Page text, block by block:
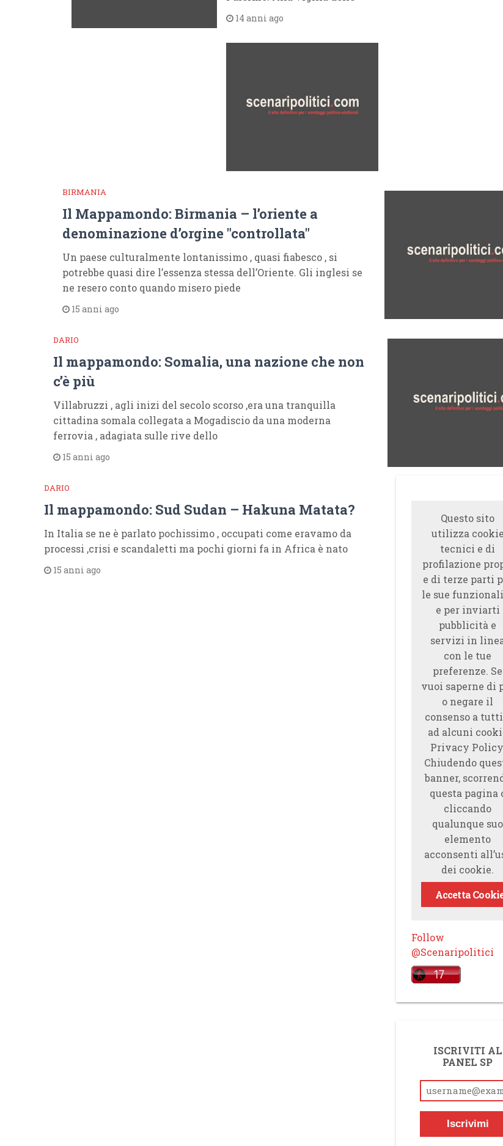
14 anni ago
BIRMANIA
Il Mappamondo: Birmania – l’oriente a
denominazione d’orgine "controllata"
Un paese culturalmente lontanissimo , quasi fiabesco , si
potrebbe quasi dire l’essenza stessa dell’Oriente. Gli inglesi se
ne resero conto quando misero piede
15 anni ago
DARIO
Il mappamondo: Somalia, una nazione che non
c’è più
Villabruzzi , agli inizi del secolo scorso ,era una tranquilla
cittadina somala collegata a Mogadiscio da una moderna
ferrovia , adagiata sulle rive dello
15 anni ago
DARIO
Il mappamondo: Sud Sudan – Hakuna Matata?
In Italia se ne è parlato pochissimo , occupati come eravamo da
processi ,crisi e scandaletti ma pochi giorni fa in Africa è nato
15 anni ago
Questo sito
utilizza cookie
tecnici e di
profilazione
e di terze parti
le sue
e per inviarti
pubblicità e
servizi in
con le tue
preferenze. Se
vuoi saperne di
o negare il
consenso a
ad alcuni
Privacy
Chiudendo
banner,
questa pagina
cliccando
qualunque suo
elemento
acconsenti
dei cookie.
Accetta
Follow
@Scenaripolitici
ISCRIVITI AL
PANEL SP
Iscrivimi